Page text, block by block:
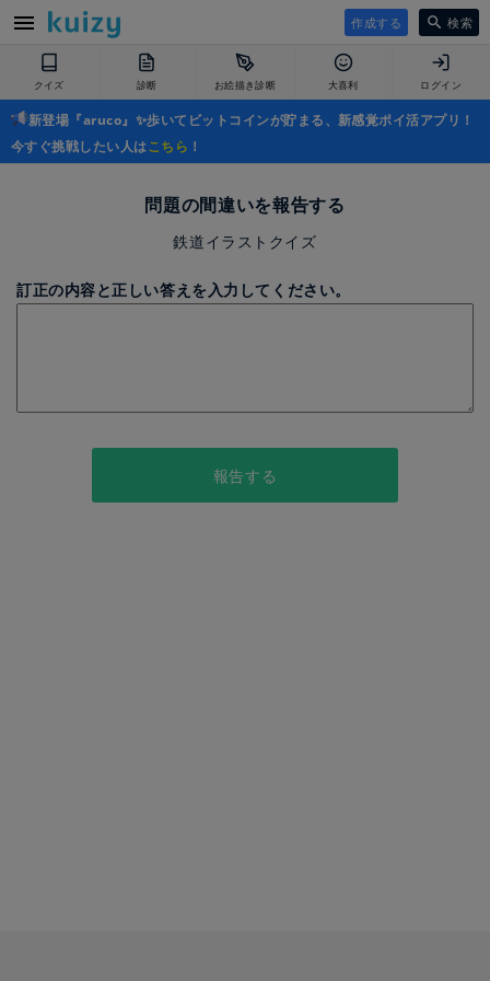
作成する 検索
クイズ 診断 お絵描き診断 大喜利 ログイン
新登場『aruco』✨歩いてビットコインが貯まる、新感覚ポイ活アプリ！
今すぐ挑戦したい人はこちら ！
問題の間違いを報告する
鉄道イラストクイズ
訂正の内容と正しい答えを入力してください。
報告する